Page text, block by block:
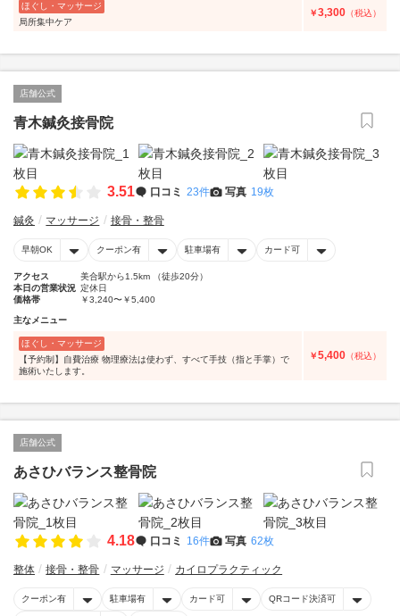
ほぐし・マッサージ
局所集中ケア
￥3,300 （税込）
店舗公式
青木鍼灸接骨院
3.51 口コミ 23件 写真 19枚
鍼灸 マッサージ 接骨・整骨
早朝OK クーポン有 駐車場有 カード可
アクセス
美合駅から1.5km （徒歩20分）
本日の営業状況 定休日
価格帯
￥3,240〜￥5,400
主なメニュー
ほぐし・マッサージ
【予約制】自費治療 物理療法は使わず、すべて手技（指と手掌）で
施術いたします。
￥5,400 （税込）
店舗公式
あさひバランス整骨院
4.18 口コミ 16件 写真 62枚
整体 接骨・整骨 マッサージ カイロプラクティック
クーポン有 駐車場有 カード可 QRコード決済可